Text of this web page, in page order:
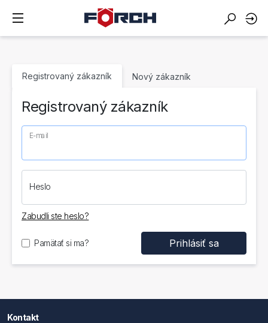
Registrovaný zákazník Nový zákazník
Registrovaný zákazník
E-mail
Heslo
Zabudli ste heslo?
Pamätať si ma?
Kontakt